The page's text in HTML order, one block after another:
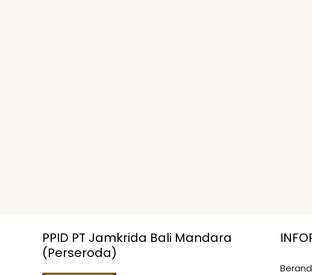
PPID PT Jamkrida Bali Mandara
(Perseroda)